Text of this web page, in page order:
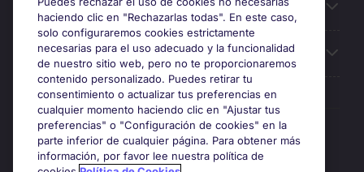
Oficinas
Sobre Michael Page
Premios y certificaciones
haciendo clic en "Rechazarlas todas". En este caso,
solo configuraremos cookies estrictamente
necesarias para el uso adecuado y la funcionalidad
de nuestro sitio web, pero no te proporcionaremos
contenido personalizado. Puedes retirar tu
consentimiento o actualizar tus preferencias en
cualquier momento haciendo clic en "Ajustar tus
preferencias" o "Configuración de cookies" en la
parte inferior de cualquier página. Para obtener más
información, por favor lee nuestra política de